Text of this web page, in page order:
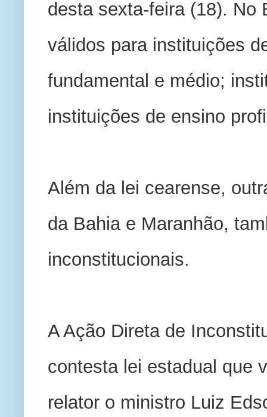
desta sexta-feira (18). No
válidos para instituições
fundamental e médio;
instituições de ensino
Além da lei cearense,
da Bahia e Maranhão,
inconstitucionais.
A Ação Direta de
contesta lei estadual que
relator o ministro Luiz